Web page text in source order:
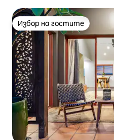
Избор на гостите
Избор на гостите